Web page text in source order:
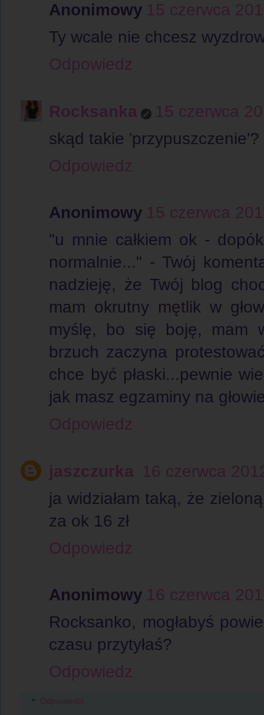
Anonimowy 15 czerwca
Ty wcale nie chcesz
Odpowiedz
Rocksanka
15 czerwca
skąd takie 'przypuszczenie'?
Odpowiedz
Anonimowy 15 czerwca
"u mnie całkiem ok -
normalnie..." - Twój
nadzieję, że Twój blog
mam okrutny mętlik w
myślę, bo się boję, mam
brzuch zaczyna
chce być płaski...pewnie
jak masz egzaminy na
Odpowiedz
jaszczurka 16 czerwca
ja widziałam taką, że
za ok 16 zł
Odpowiedz
Anonimowy 16 czerwca
Rocksanko, mogłabyś
czasu przytyłaś?
Odpowiedz
Odpowiedzi